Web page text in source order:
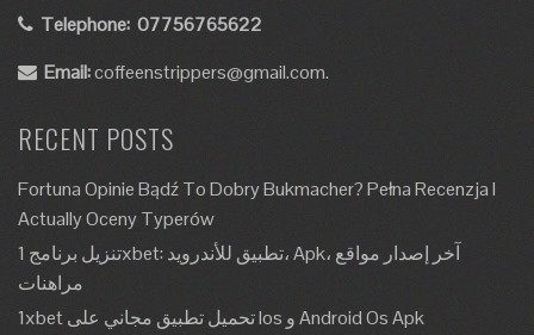
Telephone: 07756765622
Email:coffeenstrippers@gmail.com.
RECENT POSTS
Fortuna Opinie Bądź To Dobry Bukmacher? Pełna Recenzja I
Actually Oceny Typerów
تنزيل برنامج 1xbet: تطبيق للأندرويد، Apk، آخر إصدار مواقع
مراهنات
1xbet تحميل تطبيق مجاني على Ios و Android Os Apk